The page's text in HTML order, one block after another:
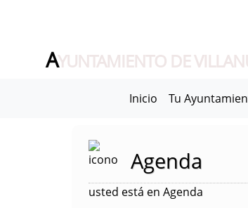
AYUNTAMIENTO DE
Inicio Tu
Agenda
usted está en Agenda